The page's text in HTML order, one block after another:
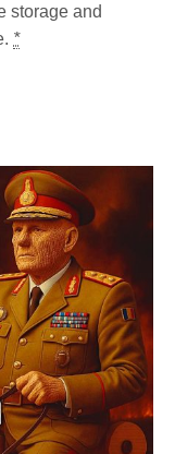
storage and
*